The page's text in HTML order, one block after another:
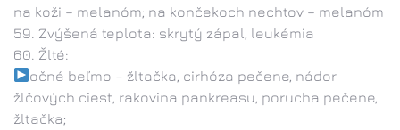
na koži – melanóm; na končekoch nechtov – melanóm
Zvýšená teplota: skrytý zápal, leukémia
Žlté:
očné beľmo – žltačka, cirhóza pečene, nádor
žlčových ciest, rakovina pankreasu, porucha pečene,
žltačka;